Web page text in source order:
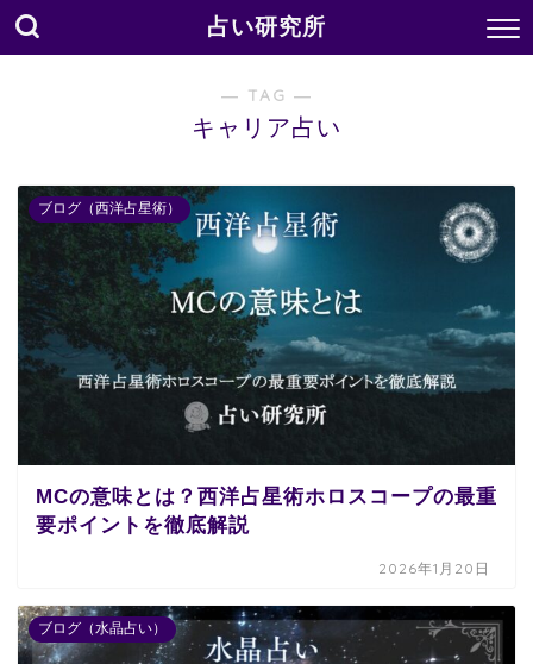
占い研究所
― TAG ―
キャリア占い
ブログ（西洋占星術）
MCの意味とは？西洋占星術ホロスコープの最重
要ポイントを徹底解説
2026年1月20日
ブログ（水晶占い）